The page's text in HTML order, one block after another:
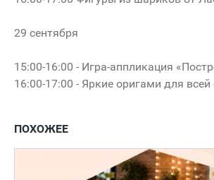
29 сентября
15:00-16:00 - Игра-аппликация
16:00-17:00 - Яркие оригами для всей
ПОХОЖЕЕ